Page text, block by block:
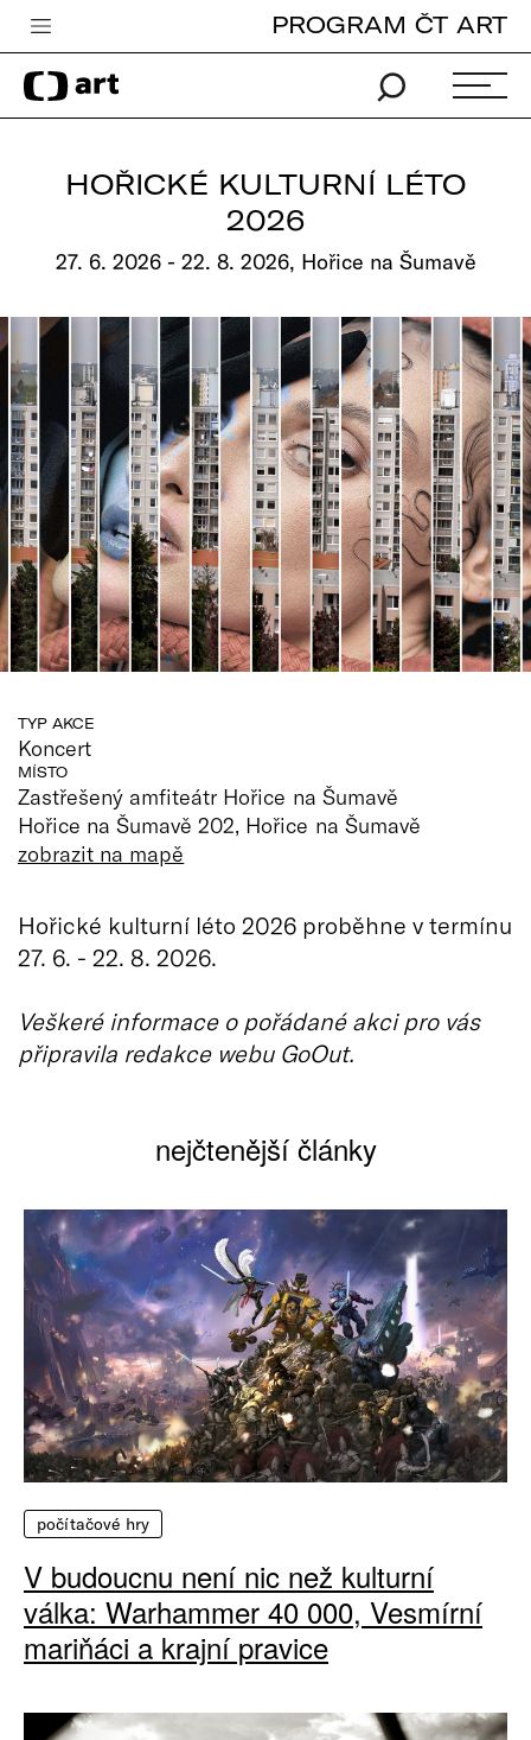
Česká televize
Zpravodajství
TV program
Vše o ČT
PROGRAM ČT ART
HOŘICKÉ KULTURNÍ LÉTO
2026
27. 6. 2026 - 22. 8. 2026, Hořice na Šumavě
TYP AKCE
Koncert
MÍSTO
Zastřešený amfiteátr Hořice na Šumavě
Hořice na Šumavě 202, Hořice na Šumavě
zobrazit na mapě
Hořické kulturní léto 2026 proběhne v termínu
27. 6. - 22. 8. 2026.
Veškeré informace o pořádané akci pro vás
připravila redakce webu GoOut.
nejčtenější články
počítačové hry
V budoucnu není nic než kulturní
válka: Warhammer 40 000, Vesmírní
mariňáci a krajní pravice